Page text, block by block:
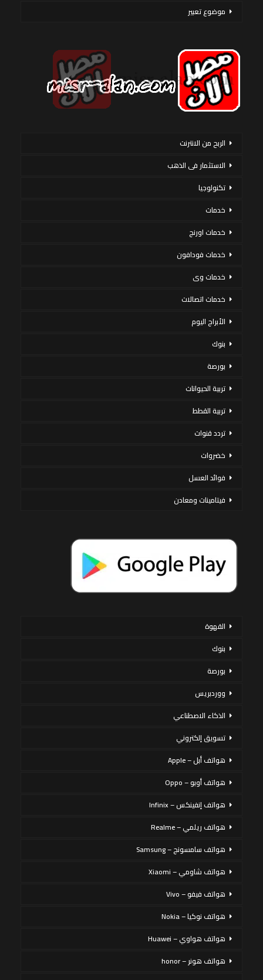
موضوع تعبير
الربح من الانترنت
الاستثمار فى الذهب
تكنولوجيا
خدمات
خدمات اورنج
خدمات فودافون
خدمات وى
خدمات اتصالات
الأبراج اليوم
بنوك
بورصة
تربية الحيوانات
تربية القطط
تردد قنوات
خضروات
فوائد العسل
فيتامينات ومعادن
القهوة
بنوك
بورصة
ووردبريس
الذكاء الاصطناعي
تسويق إلكتروني
هواتف أبل – Apple
هواتف أوبو – Oppo
هواتف إنفينكس – Infinix
هواتف ريلمي – Realme
هواتف سامسونج – Samsung
هواتف شاومي – Xiaomi
هواتف فيفو – Vivo
هواتف نوكيا – Nokia
هواتف هواوي – Huawei
هواتف هونر – honor